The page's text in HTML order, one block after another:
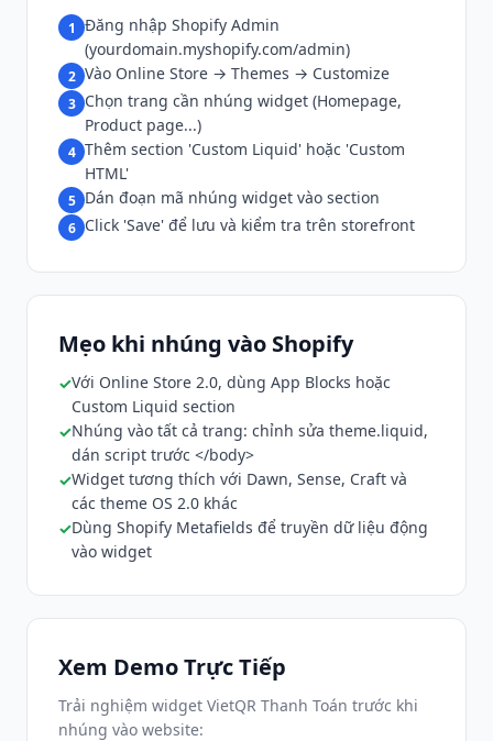
1 Đăng nhập Shopify Admin
(yourdomain.myshopify.com/admin)
2 Vào Online Store → Themes → Customize
3 Chọn trang cần nhúng widget (Homepage,
Product page...)
4 Thêm section 'Custom Liquid' hoặc 'Custom
HTML'
5 Dán đoạn mã nhúng widget vào section
6 Click 'Save' để lưu và kiểm tra trên storefront
Mẹo khi nhúng vào Shopify
Với Online Store 2.0, dùng App Blocks hoặc
Custom Liquid section
Nhúng vào tất cả trang: chỉnh sửa theme.liquid,
dán script trước </body>
Widget tương thích với Dawn, Sense, Craft và
các theme OS 2.0 khác
Dùng Shopify Metafields để truyền dữ liệu động
vào widget
Xem Demo Trực Tiếp
Trải nghiệm widget VietQR Thanh Toán trước khi
nhúng vào website: